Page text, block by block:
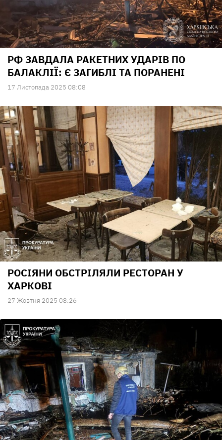
РФ ЗАВДАЛА РАКЕТНИХ УДАРІВ ПО
БАЛАКЛІЇ: Є ЗАГИБЛІ ТА ПОРАНЕНІ
17 Листопада 2025 08:08
РОСІЯНИ ОБСТРІЛЯЛИ РЕСТОРАН У
ХАРКОВІ
27 Жовтня 2025 08:26